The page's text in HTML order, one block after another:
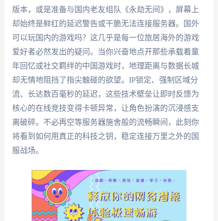
版本，或是准备与国内老友组队《永劫无间》，屏幕上
却始终是鲜红的延迟警告或干脆无法连接服务器。国外
可以玩国内的游戏吗？这几乎是每一位旅居海外的游戏
爱好者必然发出的疑问。当你兴奋地点开那些承载着童
年回忆或社交羁绊的中国游戏时，地理距离与数据长城
却无情地阻挡了指尖触碰的欲望。IP锁定、强制区域分
流、长达数百毫秒的延迟，这些技术壁垒让即时反馈为
核心的在线竞技变得卡顿异常，让角色扮演的沉浸感支
离破碎。不必再空等服务器施舍般的流畅瞬间，此刻你
将看到如何用真正的科技之钥，稳定连接万里之外的国
服战场。